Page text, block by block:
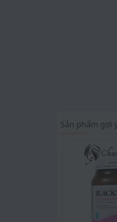
Sản phẩm gợi